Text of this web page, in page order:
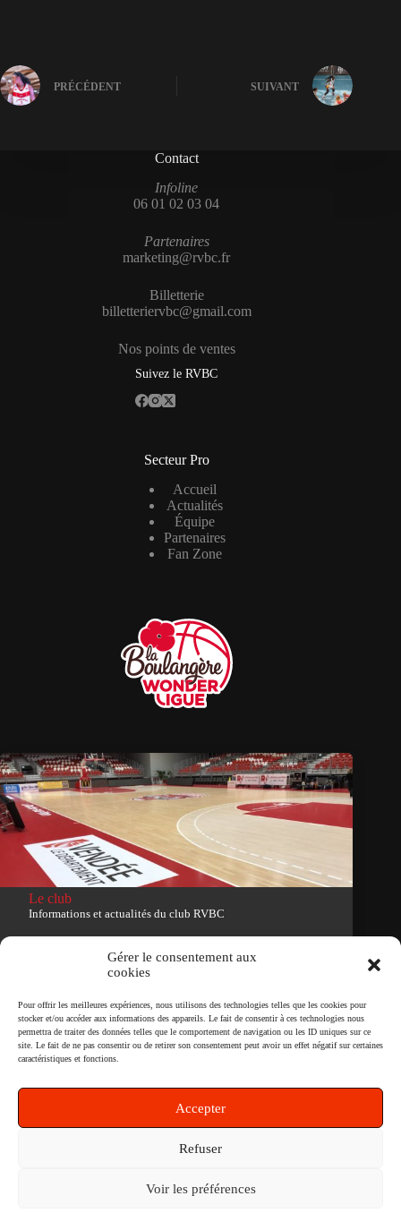
Gérer le consentement aux
cookies
Pour offrir les meilleures expériences, nous utilisons des technologies telles que les cookies pour
stocker et/ou accéder aux informations des appareils. Le fait de consentir à ces technologies nous
permettra de traiter des données telles que le comportement de navigation ou les ID uniques sur ce
site. Le fait de ne pas consentir ou de retirer son consentement peut avoir un effet négatif sur certaines
caractéristiques et fonctions.
Accepter
Refuser
Voir les préférences
PRÉCÉDENT SUIVANT
Contact
Infoline
06 01 02 03 04
Partenaires
marketing@rvbc.fr
Billetterie
billetteriervbc@gmail.com
Nos points de ventes
Suivez le RVBC
Secteur Pro
Accueil
Actualités
Équipe
Partenaires
Fan Zone
Le club
Informations et actualités du club RVBC
Newsletter